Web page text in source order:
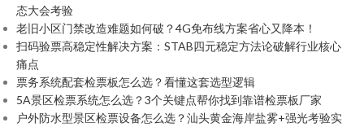
态大会考验
老旧小区门禁改造难题如何破？4G免布线方案省心又降本！
扫码验票高稳定性解决方案：STAB四元稳定方法论破解行业核心
痛点
票务系统配套检票板怎么选？看懂这套选型逻辑
5A景区检票系统怎么选？3个关键点帮你找到靠谱检票板厂家
户外防水型景区检票设备怎么选？汕头黄金海岸盐雾+强光考验实